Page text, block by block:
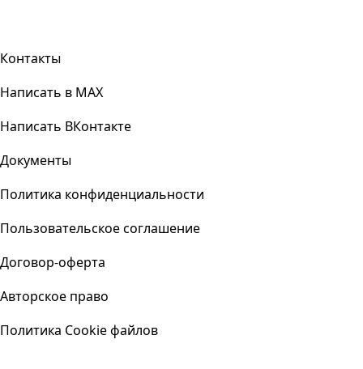
Контакты
Написать в MAX
Написать ВКонтакте
Документы
Политика конфиденциальности
Пользовательское соглашение
Договор-оферта
Авторское право
Политика Cookie файлов